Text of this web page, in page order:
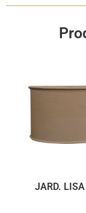
JARD. LISA